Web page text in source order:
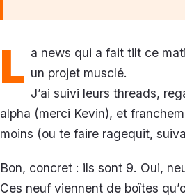
L a news qui a fait tilt ce
un projet musclé.
J’ai suivi leurs threads,
alpha (merci Kevin), et
moins (ou te faire ragequit,
Bon, concret : ils sont 9. Oui,
Ces neuf viennent de boîtes